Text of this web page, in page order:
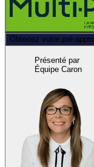
Obtenez votre pré-
Présenté par
Équipe Caron